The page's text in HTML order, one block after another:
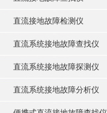
直流接地故障检测仪
直流系统接地故障查找仪
直流系统接地故障探测仪
直流系统接地故障分析仪